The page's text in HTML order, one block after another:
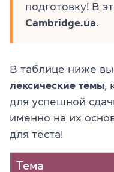
подготовку! В
Cambridge.ua
В таблице ниже
лексические темы
для успешной
именно на их
для теста!
Тема